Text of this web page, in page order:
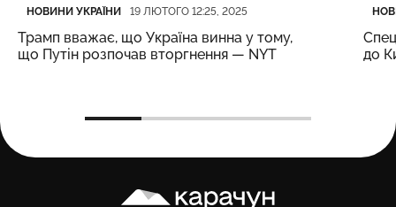
Категорія
НОВИНИ УКРАЇНИ
Дата публікації 19 ЛЮТОГО 12:25, 2025
Трамп вважає, що Україна винна у тому,
що Путін розпочав вторгнення — NYT
до
Карачун